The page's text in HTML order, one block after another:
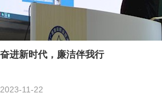
奋进新时代，廉洁伴我行
2023-11-22